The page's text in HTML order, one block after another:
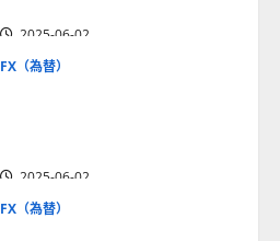
2025-06-02
FX（為替）
2025-06-02
FX（為替）